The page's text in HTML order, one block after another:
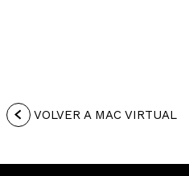
VOLVER A MAC VIRTUAL